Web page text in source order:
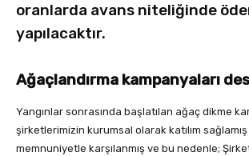
oranlarda avans niteliğinde
yapılacaktır.
Ağaçlandırma kampanyaları
Yangınlar sonrasında başlatılan ağaç dikme
şirketlerimizin kurumsal olarak katılım sağlamış
memnuniyetle karşılanmış ve bu nedenle;